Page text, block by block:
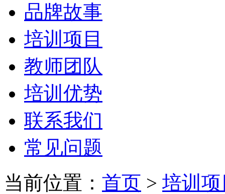
品牌故事
培训项目
教师团队
培训优势
联系我们
常见问题
当前位置： 首页 > 培训